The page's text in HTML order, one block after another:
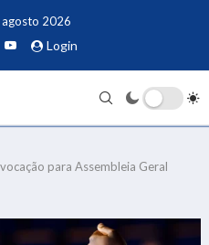
2026
Login
para Assembleia Geral